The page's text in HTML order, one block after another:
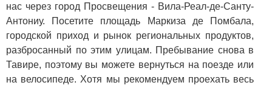
нас через город Просвещения - Вила-Реал-де-Санту-
Антониу. Посетите площадь Маркиза де Помбала,
городской приход и рынок региональных продуктов,
разбросанный по этим улицам. Пребывание снова в
Тавире, поэтому вы можете вернуться на поезде или
на велосипеде. Хотя мы рекомендуем проехать весь